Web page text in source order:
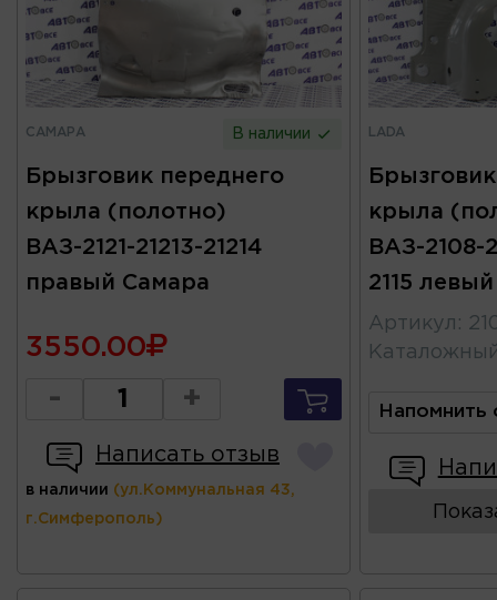
САМАРА В наличии
Брызговик переднего
крыла (полотно)
ВАЗ-2121-21213-21214
правый Самара
3550.00
- +
Написать отзыв
в наличии (ул.Коммунальная 43,
г.Симферополь)
LADA
крыла
ВАЗ-2108-
2115
Артикул :
Напомнить